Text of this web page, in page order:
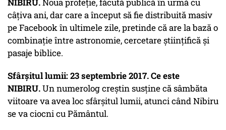
NIBIRU.Noua profeție, făcută publică în urmă cu
câțiva ani, dar care a început să fie distribuită masiv
pe Facebook în ultimele zile, pretinde că are la bază o
combinație între astronomie, cercetare științifică și
pasaje biblice.
Sfârșitul lumii: 23 septembrie 2017. Ce este
NIBIRU.Un numerolog creștin susține că sâmbăta
viitoare va avea loc sfârşitul lumii, atunci când Nibiru
se va ciocni cu Pământul.